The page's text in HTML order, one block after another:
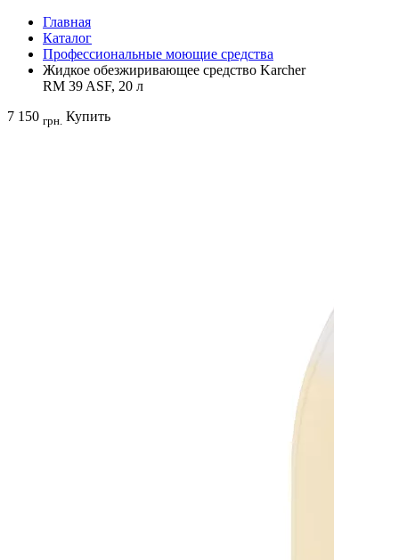
Главная
Каталог
Профессиональные моющие средства
Жидкое обезжиривающее средство Karcher
RM 39 ASF, 20 л
7 150 грн. Купить